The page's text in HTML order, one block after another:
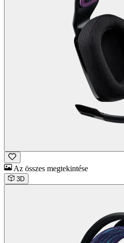
Az összes megtekintése
3D